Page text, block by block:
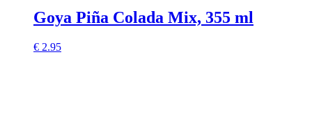
Goya Piña Colada Mix, 355 ml
€ 2.95